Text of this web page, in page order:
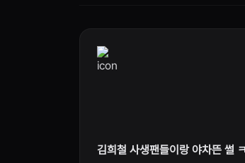
김희철 사생팬들이랑 야차뜬 썰